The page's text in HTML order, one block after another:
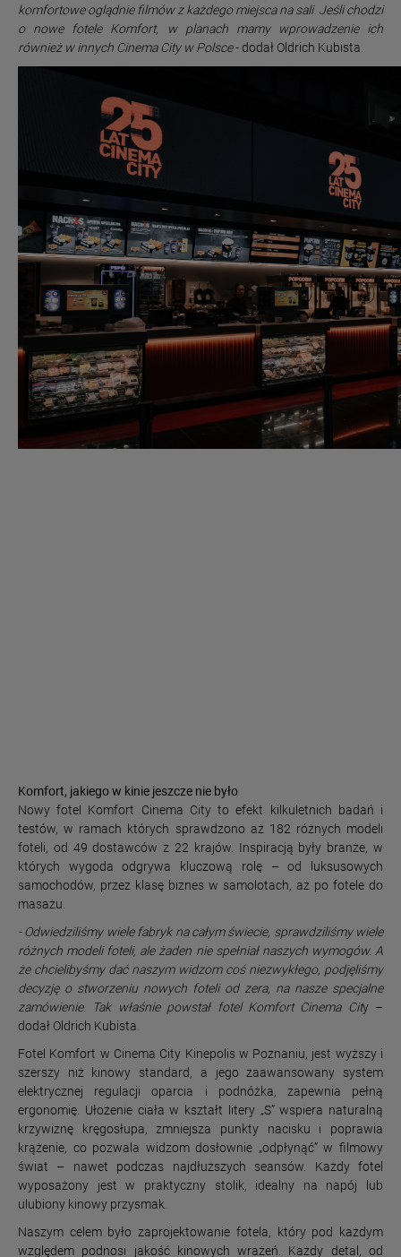
komfortowe oglądnie filmów z każdego miejsca na sali. Jeśli chodzi
o nowe fotele Komfort, w planach mamy wprowadzenie ich
również w innych Cinema City w Polsce- dodał Oldrich Kubista.
Komfort, jakiego w kinie jeszcze nie było
Nowy fotel Komfort Cinema City to efekt kilkuletnich badań i
testów, w ramach których sprawdzono aż 182 różnych modeli
foteli, od 49 dostawców z 22 krajów. Inspiracją były branże, w
których wygoda odgrywa kluczową rolę – od luksusowych
samochodów, przez klasę biznes w samolotach, aż po fotele do
masażu.
- Odwiedziliśmy wiele fabryk na całym świecie, sprawdziliśmy wiele
różnych modeli foteli, ale żaden nie spełniał naszych wymogów. A
że chcielibyśmy dać naszym widzom coś niezwykłego, podjęliśmy
decyzję o stworzeniu nowych foteli od zera, na nasze specjalne
zamówienie. Tak właśnie powstał fotel Komfort Cinema City –
dodał Oldrich Kubista.
Fotel Komfort w Cinema City Kinepolis w Poznaniu, jest wyższy i
szerszy niż kinowy standard, a jego zaawansowany system
elektrycznej regulacji oparcia i podnóżka, zapewnia pełną
ergonomię. Ułożenie ciała w kształt litery „S” wspiera naturalną
krzywiznę kręgosłupa, zmniejsza punkty nacisku i poprawia
krążenie, co pozwala widzom dosłownie „odpłynąć” w filmowy
świat – nawet podczas najdłuższych seansów. Każdy fotel
wyposażony jest w praktyczny stolik, idealny na napój lub
ulubiony kinowy przysmak.
Naszym celem było zaprojektowanie fotela, który pod każdym
względem podnosi jakość kinowych wrażeń. Każdy detal, od